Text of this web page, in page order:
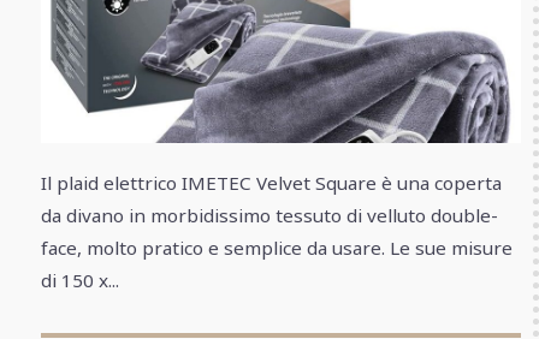
Il plaid elettrico IMETEC Velvet Square è una coperta
da divano in morbidissimo tessuto di velluto double-
face, molto pratico e semplice da usare. Le sue misure
di 150 x...